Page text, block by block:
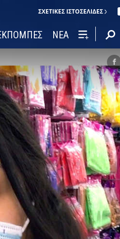
ΣΧΕΤΙΚΈΣ ΙΣΤΟΣΕΛΊΔΕΣ
ΝΕΑ